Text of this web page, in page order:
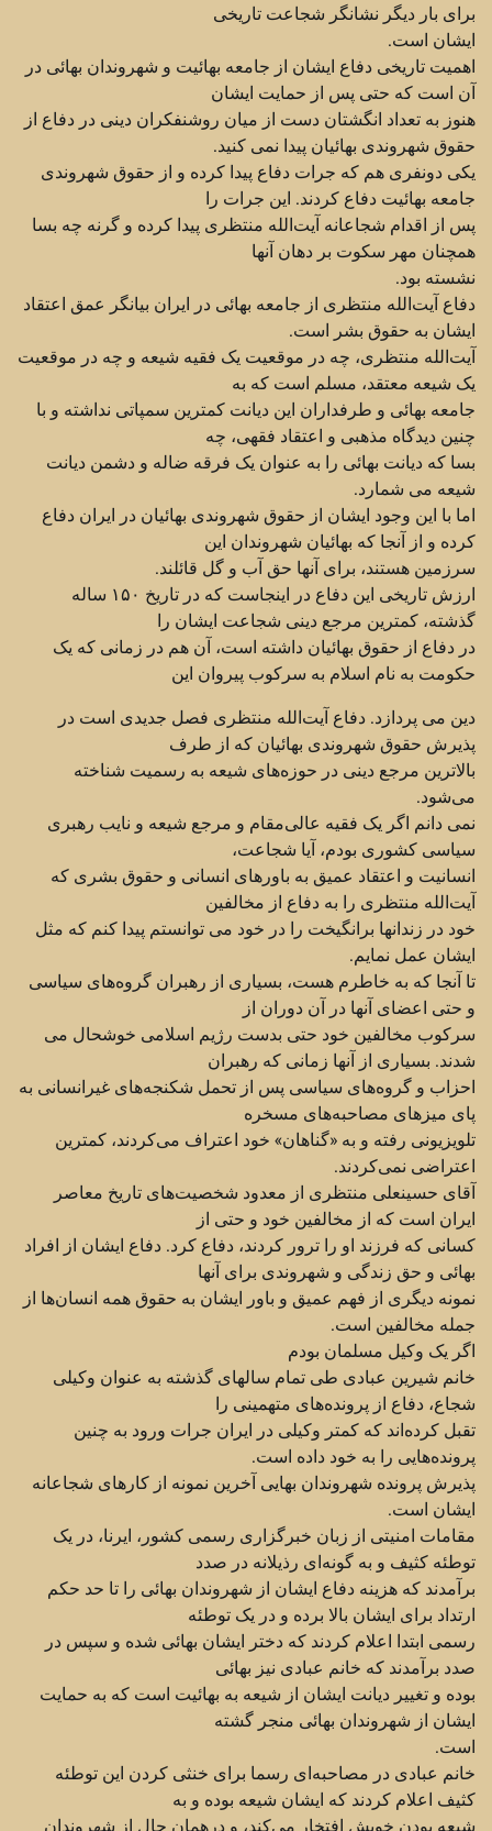
برای بار دیگر نشانگر شجاعت تاریخی
ایشان ‏است.‏
اهمیت تاریخی دفاع ایشان از جامعه بهائیت و شهروندان بهائی در
آن است که حتی پس از حمایت ایشان
هنوز به ‏تعداد انگشتان دست از میان روشنفکران دینی در دفاع از
حقوق شهروندی بهائیان پیدا نمی کنید.
یکی دونفری هم ‏که جرات دفاع پیدا کرده و از حقوق شهروندی
جامعه بهائیت دفاع کردند. این جرات را
پس از اقدام شجاعانه ‏آیت‌الله منتظری پیدا کرده و گرنه چه بسا
همچنان مهر سکوت بر دهان آنها
نشسته بود.‏
دفاع آیت‌الله منتظری از جامعه بهائی در ایران بیانگر عمق اعتقاد
ایشان به حقوق بشر است.‏
آیت‌الله منتظری، چه در موقعیت یک فقیه شیعه و چه در موقعیت
یک شیعه معتقد، مسلم است که به
جامعه بهائی و ‏طرفداران این دیانت کمترین سمپاتی نداشته و با
چنین دیدگاه مذهبی و اعتقاد فقهی، چه
بسا که دیانت بهائی را به ‏عنوان یک فرقه ضاله و دشمن دیانت
شیعه می شمارد.‏
اما با این وجود ایشان از حقوق شهروندی بهائیان در ایران دفاع
کرده و از آنجا که بهائیان شهروندان این
سرزمین ‏هستند، برای آنها حق آب و گل قائلند.‏
ارزش تاریخی این دفاع در اینجاست که در تاریخ ۱۵۰ ساله
گذشته، کمترین مرجع دینی شجاعت ایشان را
در ‏دفاع از حقوق بهائیان داشته است، آن هم در زمانی که یک
حکومت به نام اسلام به سرکوب پیروان این
دین می ‏پردازد. دفاع آیت‌الله منتظری فصل جدیدی است در
پذیرش حقوق شهروندی بهائیان که از طرف
بالاترین مرجع ‏دینی در حوزه‌های شیعه به رسمیت شناخته
می‌شود. ‏
نمی دانم اگر یک فقیه عالی‌مقام و مرجع شیعه و نایب رهبری
سیاسی کشوری بودم، آیا شجاعت،
انسانیت و اعتقاد ‏عمیق به باورهای انسانی و حقوق بشری که
آیت‌الله منتظری را به دفاع از مخالفین
خود در زندانها برانگیخت را ‏در خود می توانستم پیدا کنم که مثل
ایشان عمل نمایم.‏
تا آنجا که به خاطرم هست، ‌بسیاری از رهبران گروه‌های سیاسی
و حتی اعضای آنها در آن دوران از
سرکوب ‏مخالفین خود حتی بدست رژیم اسلامی خوشحال می
شدند. بسیاری از آنها زمانی که رهبران
احزاب و گروه‌های ‏سیاسی پس از تحمل شکنجه‌های غیرانسانی به
پای میزهای مصاحبه‌های مسخره
تلویزیونی رفته و به «گناهان» ‏خود اعتراف می‌کردند، کمترین
اعتراضی نمی‌کردند.‏
آقای حسینعلی منتظری از معدود شخصیت‌های تاریخ معاصر
ایران است که از مخالفین خود و حتی از
کسانی که ‏فرزند او را ترور کردند،‌ دفاع کرد. دفاع ایشان از افراد
بهائی و حق زندگی و شهروندی برای آنها
نمونه دیگری ‏از فهم عمیق و باور ایشان به حقوق همه انسان‌ها از
جمله مخالفین است.‏
اگر یک وکیل مسلمان بودم
خانم شیرین عبادی طی تمام سالهای گذشته به عنوان وکیلی
شجاع، دفاع از پرونده‌های متهمینی را
تقبل کرده‌اند که ‏کمتر وکیلی در ایران جرات ورود به چنین
پرونده‌هایی را به خود داده است.‏
پذیرش پرونده شهروندان بهایی آخرین نمونه از کارهای شجاعانه
ایشان است.‏
مقامات امنیتی از زبان خبرگزاری رسمی کشور، ایرنا، در یک
توطئه کثیف و به گونه‌ای رذیلانه در صدد
برآمدند ‏که هزینه دفاع ایشان از شهروندان بهائی را تا حد حکم
ارتداد برای ایشان بالا برده و در یک توطئه
رسمی ابتدا ‏اعلام کردند که دختر ایشان بهائی شده و سپس در
صدد برآمدند که خانم عبادی نیز بهائی
بوده و تغییر دیانت ایشان ‏از شیعه به بهائیت است که به حمایت
ایشان از شهروندان بهائی منجر گشته
است.‏
خانم عبادی در مصاحبه‌ای رسما برای خنثی کردن این توطئه
کثیف اعلام کردند که ایشان شیعه بوده و به
شیعه ‏بودن خویش افتخار می‌کند، و درهمان حال از شهروندان